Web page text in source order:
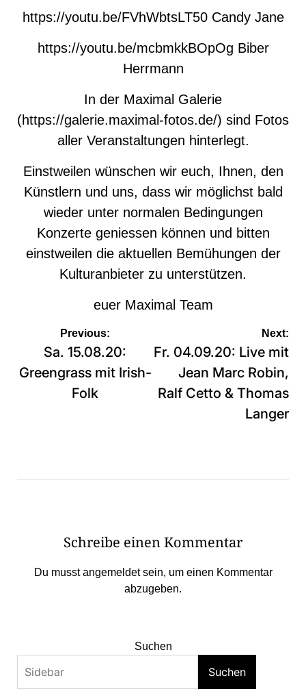
https://youtu.be/FVhWbtsLT50Candy Jane
https://youtu.be/mcbmkkBOpOg Biber
Herrmann
In der Maximal Galerie
(https://galerie.maximal-fotos.de/) sind Fotos
aller Veranstaltungen hinterlegt.
Einstweilen wünschen wir euch, Ihnen, den
Künstlern und uns, dass wir möglichst bald
wieder unter normalen Bedingungen
Konzerte geniessen können und bitten
einstweilen die aktuellen Bemühungen der
Kulturanbieter zu unterstützen.
euer Maximal Team
Beitragsnavigation
Previous:
Sa. 15.08.20:
Greengrass mit Irish-
Folk
Next:
Fr. 04.09.20: Live mit
Jean Marc Robin,
Ralf Cetto & Thomas
Langer
Schreibe einen Kommentar
Du musstangemeldetsein, um einen Kommentar
abzugeben.
Suchen
Suchen